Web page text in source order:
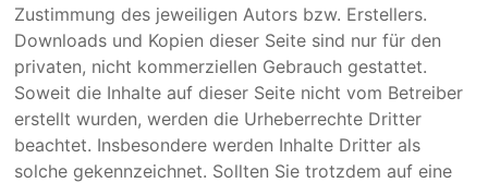
Zustimmung des jeweiligen Autors bzw. Erstellers.
Downloads und Kopien dieser Seite sind nur für den
privaten, nicht kommerziellen Gebrauch gestattet.
Soweit die Inhalte auf dieser Seite nicht vom Betreiber
erstellt wurden, werden die Urheberrechte Dritter
beachtet. Insbesondere werden Inhalte Dritter als
solche gekennzeichnet. Sollten Sie trotzdem auf eine